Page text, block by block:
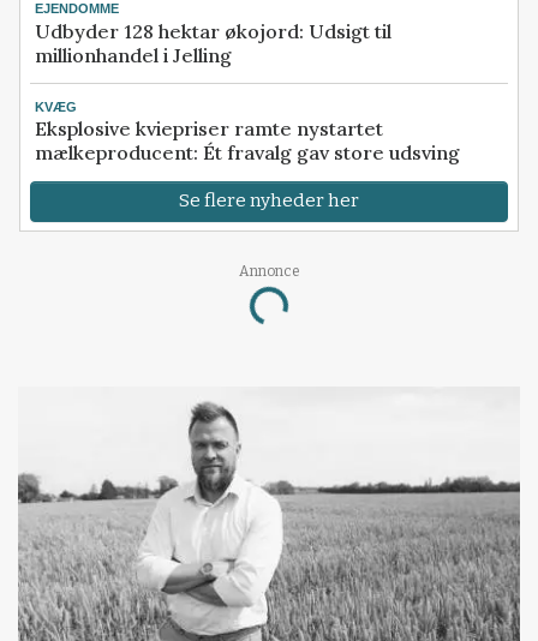
EJENDOMME
Udbyder 128 hektar økojord: Udsigt til
millionhandel i Jelling
KVÆG
Eksplosive kviepriser ramte nystartet
mælkeproducent: Ét fravalg gav store udsving
Se flere nyheder her
Annonce
Loading...